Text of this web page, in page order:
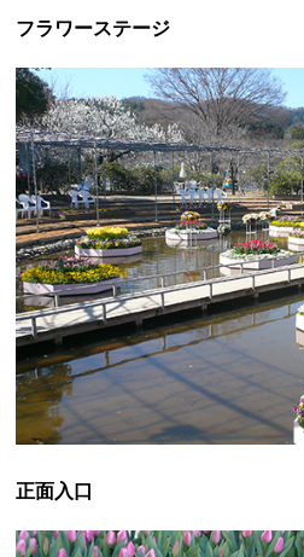
フラワーステージ
正面入口